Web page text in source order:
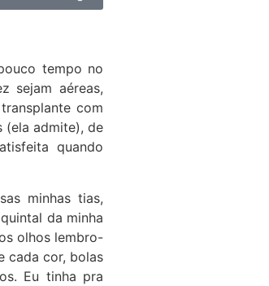
tempo no
sejam aéreas,
com
(ela admite), de
quando
minhas tias,
da minha
olhos lembro-
cada cor, bolas
Eu tinha pra